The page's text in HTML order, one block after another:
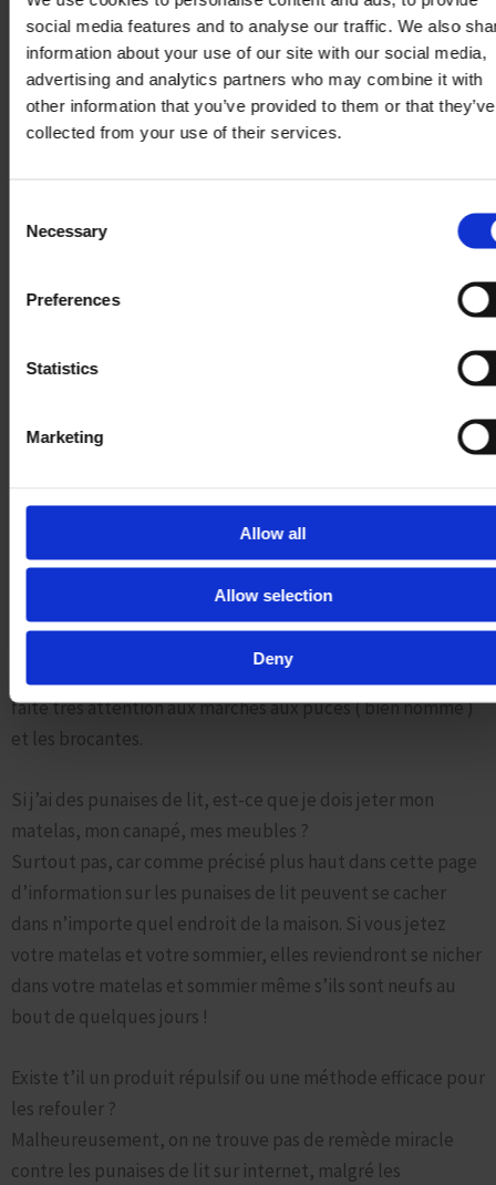
social media features and to analyse our traffic. We also
information about your use of our site with our social media,
advertising and analytics partners who may combine it with
other information that you’ve provided to them or that they’ve
collected from your use of their services.
Selection
Necessary
Preferences
Statistics
Marketing
Allow all
Allow selection
Deny
punaises de lit ?
Votre médecin vous prescrira un médicament ou une
pommade à base de cortisone selon la gravité de votre
allergie. Cela apaisera vos démangeaisons dans un premier
J’ai vue une punaise de lit à la maison qu’est-ce je doit faire
Ne surtout pas paniquer mais pour autant ne prenez la
peut relancer l’infestation même des mois après. Il est
scrupuleusement leur protocole.
Quelles sont les mesures préventives pour éviter
d’attraper des punaises de lit ?
canapés et literie d’occasion
faite très attention aux marchés aux puces ( bien nommé )
et les brocantes.
Si j’ai des punaises de lit, est-ce que je dois jeter mon
matelas, mon canapé, mes meubles ?
Surtout pas, car comme précisé plus haut dans cette page
d’information sur les punaises de lit peuvent se cacher
dans n’importe quel endroit de la maison. Si vous jetez
votre matelas et votre sommier, elles reviendront se nicher
dans votre matelas et sommier même s’ils sont neufs au
bout de quelques jours !
Existe t’il un produit répulsif ou une méthode efficace pour
les refouler ?
Malheureusement, on ne trouve pas de remède miracle
contre les punaises de lit sur internet, malgré les